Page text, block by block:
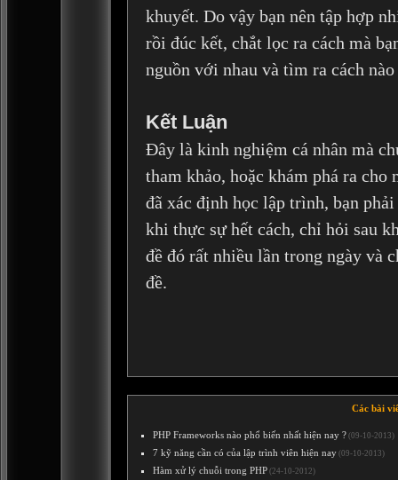
khuyết. Do vậy bạn nên tập hợp
rồi đúc kết, chắt lọc ra cách mà
nguồn với nhau và tìm ra cách
Kết Luận
Đây là kinh nghiệm cá nhân mà
tham khảo, hoặc khám phá ra
đã xác định học lập trình, bạn
khi thực sự hết cách, chỉ hỏi sau
đề đó rất nhiều lần trong ngày và
đề.
Các bài
PHP Frameworks nào phổ biến nhất hiện nay ? (09-10-2013)
7 kỹ năng cần có của lập trình viên hiện nay (09-10-2013)
Hàm xử lý chuỗi trong PHP (24-10-2012)